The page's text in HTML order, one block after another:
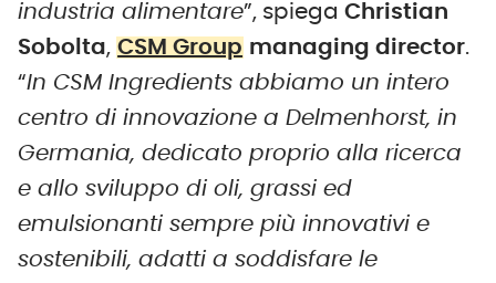
industria alimentare”, spiega Christian
Sobolta, CSM Group managing director.
“In CSM Ingredients abbiamo un intero
centro di innovazione a Delmenhorst, in
Germania, dedicato proprio alla ricerca
e allo sviluppo di oli, grassi ed
emulsionanti sempre più innovativi e
sostenibili, adatti a soddisfare le